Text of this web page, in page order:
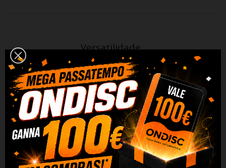
Versatilidade
A tenda possui fundos adicionais no conjunto, graças aos
quais podemos adaptá-los livremente à composição do
produto.